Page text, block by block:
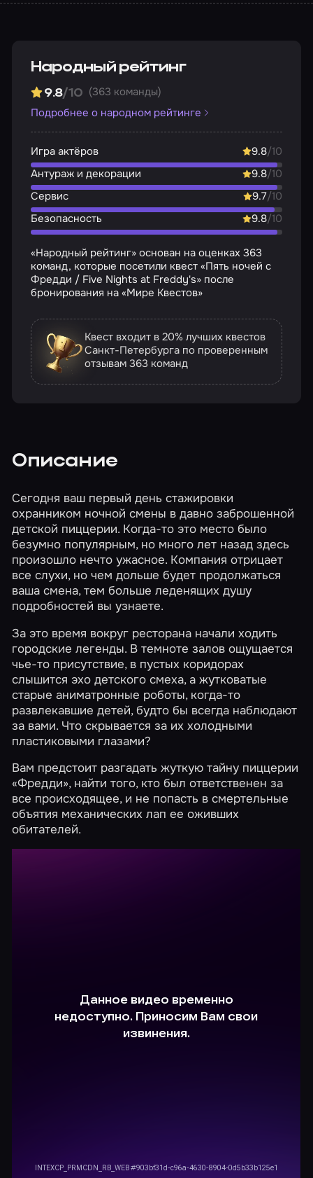
Народный рейтинг
9.8/10 (363 команды)
Подробнее о народном рейтинге
Игра актёров 9.8/10
Антураж и декорации
9.8/10
Сервис
9.7/10
Безопасность
9.8/10
«Народный рейтинг» основан на оценках 363
команд, которые посетили квест «Пять ночей с
Фредди / Five Nights at Freddy's» после
бронирования на «Мире Квестов»
Квест входит в 20% лучших квестов
Санкт-Петербурга по проверенным
отзывам363 команд
Описание
Сегодня ваш первый день стажировки
охранником ночной смены в давно заброшенной
детской пиццерии. Когда-то это место было
безумно популярным, но много лет назад здесь
произошло нечто ужасное. Компания отрицает
все слухи, но чем дольше будет продолжаться
ваша смена, тем больше леденящих душу
подробностей вы узнаете.
За это время вокруг ресторана начали ходить
городские легенды. В темноте залов ощущается
чье-то присутствие, в пустых коридорах
слышится эхо детского смеха, а жутковатые
старые аниматронные роботы, когда-то
развлекавшие детей, будто бы всегда наблюдают
за вами. Что скрывается за их холодными
пластиковыми глазами?
Вам предстоит разгадать жуткую тайну пиццерии
«Фредди», найти того, кто был ответственен за
все происходящее, и не попасть в смертельные
объятия механических лап ее оживших
обитателей.